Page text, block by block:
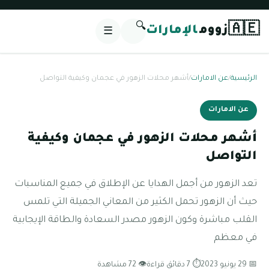
🇦🇪زوومالإمارات🔍
☰
الرئيسية/عن الامارات/أشهر محلات الزهور في عجمان وكيفية التواصل
عن الامارات
أشهر محلات الزهور في عجمان وكيفية
التواصل
تعد الزهور من أجمل الهدايا عن الإطلاق في جميع المناسبات
حيث أن الزهور تحمل الكثير من المعاني الجميلة التي تلمس
القلب مباشرة وكون الزهور مصدر السعادة والطاقة الإيجابية
في معظم
📅 29 يونيو 2023 ⏱ 7 دقائق قراءة 👁 72 مشاهدة